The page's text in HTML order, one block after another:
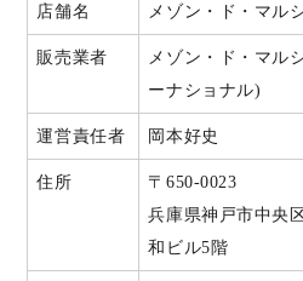
店舗名 メゾン・ド・マ
販売業者
メゾン・ド・マル
ーナショナル)
運営責任者 岡本好史
住所
〒650-0023
兵庫県神戸市中央
和ビル5階